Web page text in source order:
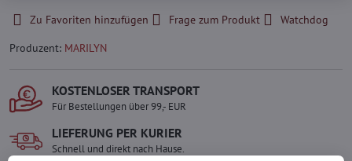
Zu Favoriten hinzufügen Frage zum Produkt
Watchdog
Produzent: MARILYN
KOSTENLOSER TRANSPORT
Für Bestellungen über 99,- EUR
LIEFERUNG PER KURIER
Schnell und direkt nach Hause.